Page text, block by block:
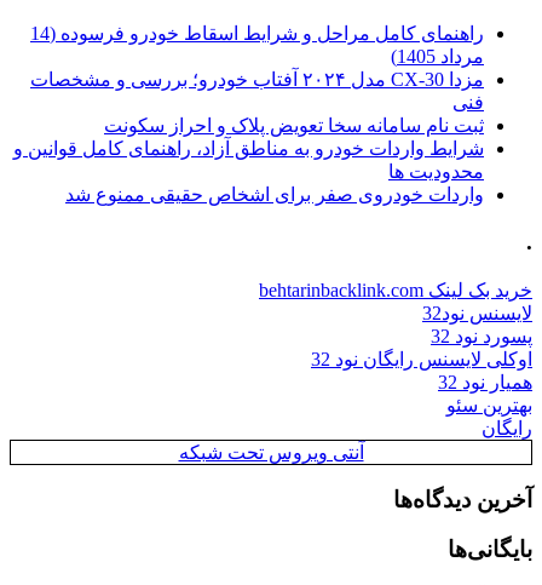
راهنمای کامل مراحل و شرایط اسقاط خودرو فرسوده (14
مرداد 1405)
مزدا CX-30 مدل ۲۰۲۴ آفتاب خودرو؛ بررسی و مشخصات
فنی
ثبت نام سامانه سخا تعویض پلاک و احراز سکونت
شرایط واردات خودرو به مناطق آزاد، راهنمای کامل قوانین و
محدودیت ها
واردات خودروی صفر برای اشخاص حقیقی ممنوع شد
.
خرید بک لینک behtarinbacklink.com
لایسنس نود32
پسورد نود 32
اوکلی لایسنس رایگان نود 32
همیار نود 32
بهترین سئو
رایگان
آنتی ویروس تحت شبکه
آخرین دیدگاه‌ها
بایگانی‌ها